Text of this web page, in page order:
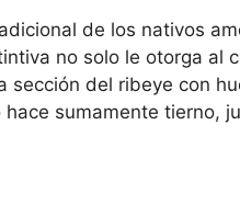
de los nativos
no solo le otorga al
del ribeye con
sumamente tierno,